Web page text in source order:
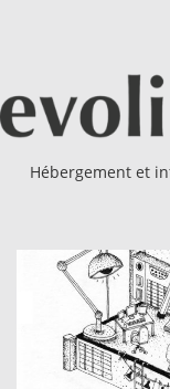
Hébergement et